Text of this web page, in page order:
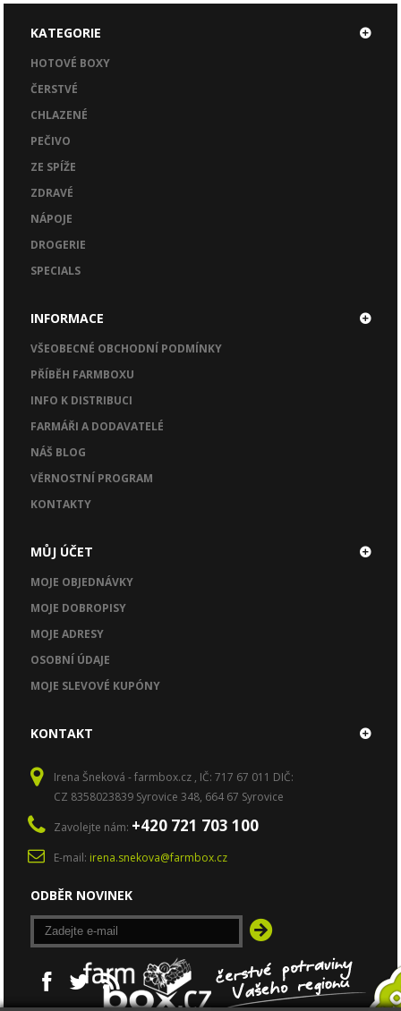
KATEGORIE
HOTOVÉ BOXY
ČERSTVÉ
CHLAZENÉ
PEČIVO
ZE SPÍŽE
ZDRAVÉ
NÁPOJE
DROGERIE
SPECIALS
INFORMACE
VŠEOBECNÉ OBCHODNÍ PODMÍNKY
PŘÍBĚH FARMBOXU
INFO K DISTRIBUCI
FARMÁŘI A DODAVATELÉ
NÁŠ BLOG
VĚRNOSTNÍ PROGRAM
KONTAKTY
MŮJ ÚČET
MOJE OBJEDNÁVKY
MOJE DOBROPISY
MOJE ADRESY
OSOBNÍ ÚDAJE
MOJE SLEVOVÉ KUPÓNY
KONTAKT
Irena Šneková - farmbox.cz , IČ: 717 67 011 DIČ:
CZ 8358023839 Syrovice 348, 664 67 Syrovice
Zavolejte nám: +420 721 703 100
E-mail: irena.snekova@farmbox.cz
ODBĚR NOVINEK